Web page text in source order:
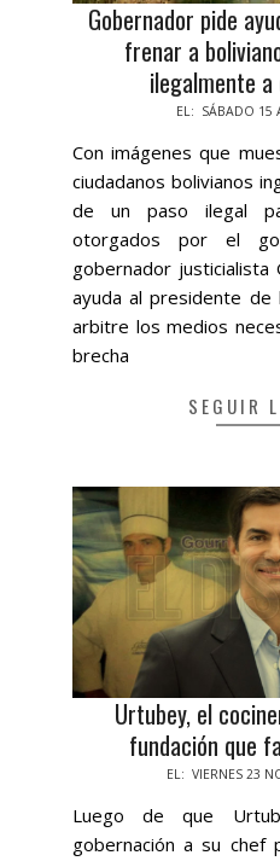
Gobernador pide
frenar a
ilegalmente a
EL: SÁBADO 15
Con imágenes que
ciudadanos bolivianos
de un paso ilegal
otorgados por el
gobernador justicialista
ayuda al presidente de
arbitre los medios
brecha
SEGUIR
Urtubey, el
fundación que
EL: VIERNES 23
Luego de que
gobernación a su chef